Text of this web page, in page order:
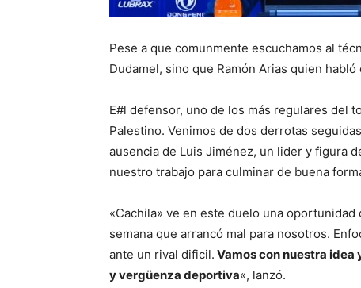
Pese a que comunmente escuchamos al
Dudamel, sino que Ramón Arias quien
E#l defensor, uno de los más regulares del
Palestino. Venimos de dos derrotas
ausencia de Luis Jiménez, un lider y figura
nuestro trabajo para culminar de buena
«Cachila» ve en este duelo una
semana que arrancó mal para nosotros.
ante un rival dificil. Vamos con nuestra idea
y vergüenza deportiva«, lanzó.